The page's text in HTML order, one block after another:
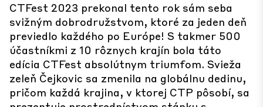
CTFest 2023 prekonal tento rok sám seba
svižným dobrodružstvom, ktoré za jeden deň
previedlo každého po Európe! S takmer 500
účastníkmi z 10 rôznych krajín bola táto
edícia CTFest absolútnym triumfom. Svieža
zeleň Čejkovic sa zmenila na globálnu dedinu,
pričom každá krajina, v ktorej CTP pôsobí, sa